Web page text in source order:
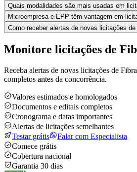
Quais modalidades são mais usadas em
Microempresa e EPP têm vantagem em
Como receber alertas de novas licitações
Monitore licitações de
Receba alertas de novas licitações de
completos antes da concorrência.
Valores estimados e homologados
Documentos e editais completos
Cronograma e datas importantes
Alertas de licitações semelhantes
Testar grátis
Falar com Especialista
Comece grátis
Cobertura nacional
Garantia 30 dias